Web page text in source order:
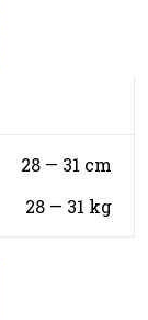
28 — 31 cm
28 — 31 kg